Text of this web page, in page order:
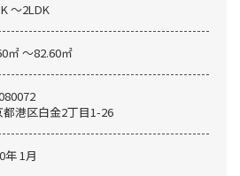
〜2LDK
㎡ 〜82.60㎡
都港区白金2丁目1-26
年 1月